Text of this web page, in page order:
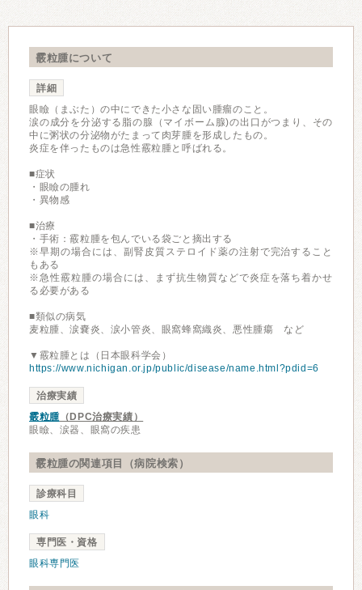
霰粒腫について
詳細
眼瞼（まぶた）の中にできた小さな固い腫瘤のこと。
涙の成分を分泌する脂の腺（マイボーム腺)の出口がつまり、その
中に粥状の分泌物がたまって肉芽腫を形成したもの。
炎症を伴ったものは急性霰粒腫と呼ばれる。
■症状
・眼瞼の腫れ
・異物感
■治療
・手術：霰粒腫を包んでいる袋ごと摘出する
※早期の場合には、副腎皮質ステロイド薬の注射で完治すること
もある
※急性霰粒腫の場合には、まず抗生物質などで炎症を落ち着かせ
る必要がある
■類似の病気
麦粒腫、涙嚢炎、涙小管炎、眼窩蜂窩織炎、悪性腫瘍 など
▼霰粒腫とは（日本眼科学会）
https://www.nichigan.or.jp/public/disease/name.html?pdid=6
治療実績
霰粒腫（DPC治療実績）
眼瞼、涙器、眼窩の疾患
霰粒腫の関連項目（病院検索）
診療科目
眼科
専門医・資格
眼科専門医